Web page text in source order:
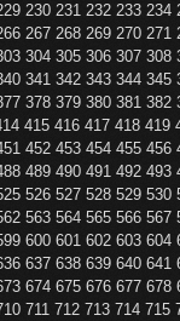
230 231 232 233 234
267 268 269 270 271
304 305 306 307 308
341 342 343 344 345
378 379 380 381 382
415 416 417 418 419
452 453 454 455 456
489 490 491 492 493
526 527 528 529 530
563 564 565 566 567
600 601 602 603 604
637 638 639 640 641
674 675 676 677 678
711 712 713 714 715